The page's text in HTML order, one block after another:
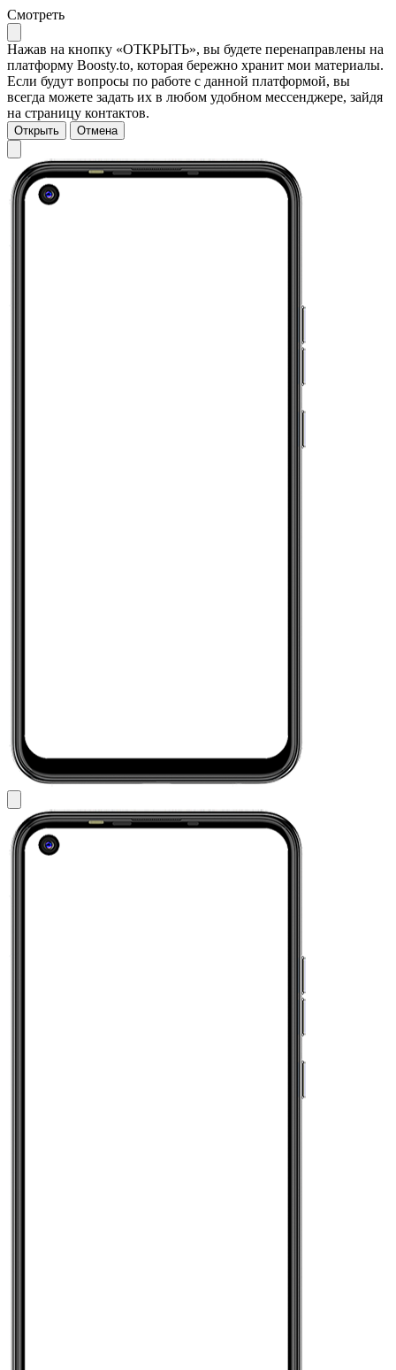
Смотреть
Нажав на кнопку «ОТКРЫТЬ», вы будете перенаправлены на
платформу Boosty.to, которая бережно хранит мои материалы.
Если будут вопросы по работе с данной платформой, вы
всегда можете задать их в любом удобном мессенджере, зайдя
на страницу контактов.
Открыть Отмена